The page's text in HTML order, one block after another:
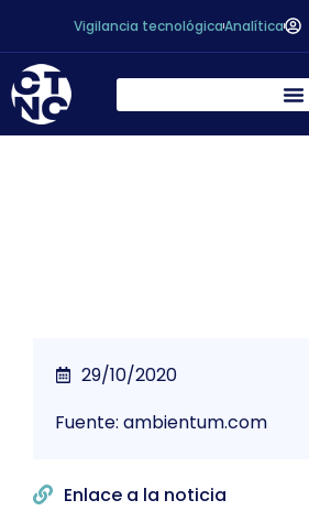
Vigilancia tecnológicaAnalítica
29/10/2020
Fuente: ambientum.com
Enlace a la noticia